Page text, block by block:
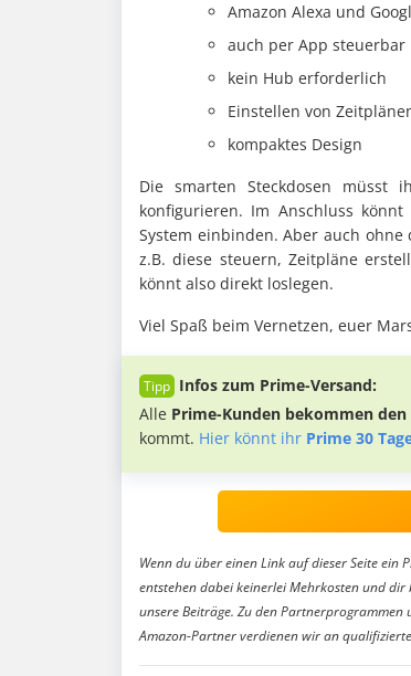
Amazon Alexa und
auch per App steuerbar
kein Hub erforderlich
Einstellen von
kompaktes Design
Die smarten Steckdosen
konfigurieren. Im Anschluss
System einbinden. Aber auch
z.B. diese steuern, Zeitpläne
könnt also direkt loslegen.
Viel Spaß beim Vernetzen, euer
Infos zum Prime-Versand:
Alle Prime-Kunden bekommen den
kommt. Hier könnt ihr Prime 30
Wenn du über einen Link auf dieser Seite
entstehen dabei keinerlei Mehrkosten und
unsere Beiträge. Zu den
Amazon-Partner verdienen wir an